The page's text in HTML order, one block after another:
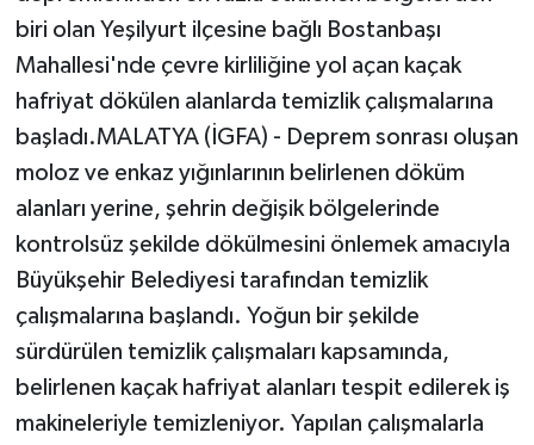
biri olan Yeşilyurt ilçesine bağlı Bostanbaşı
Mahallesi'nde çevre kirliliğine yol açan kaçak
hafriyat dökülen alanlarda temizlik çalışmalarına
başladı.MALATYA (İGFA) - Deprem sonrası oluşan
moloz ve enkaz yığınlarının belirlenen döküm
alanları yerine, şehrin değişik bölgelerinde
kontrolsüz şekilde dökülmesini önlemek amacıyla
Büyükşehir Belediyesi tarafından temizlik
çalışmalarına başlandı. Yoğun bir şekilde
sürdürülen temizlik çalışmaları kapsamında,
belirlenen kaçak hafriyat alanları tespit edilerek iş
makineleriyle temizleniyor. Yapılan çalışmalarla